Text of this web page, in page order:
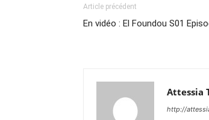
Article précédent
En vidéo : El Foundou S01
Attessia
http://